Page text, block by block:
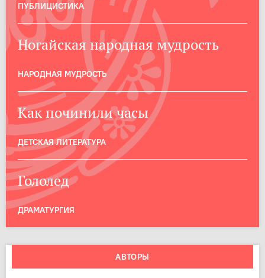
ПУБЛИЦИСТИКА
Ногайская народная мудрость
НАРОДНАЯ МУДРОСТЬ
Как починили часы
ДЕТСКАЯ ЛИТЕРАТУРА
Гололед
ДРАМАТУРГИЯ
АВТОРЫ